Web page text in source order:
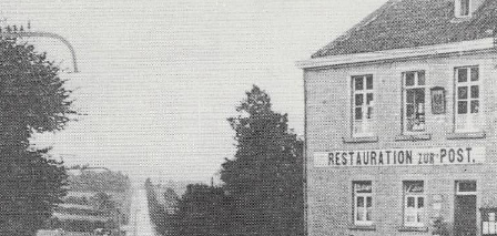
PUBLIKATIONEN
SAMMLUNG
KONTAKT
MITGLIED WERDEN